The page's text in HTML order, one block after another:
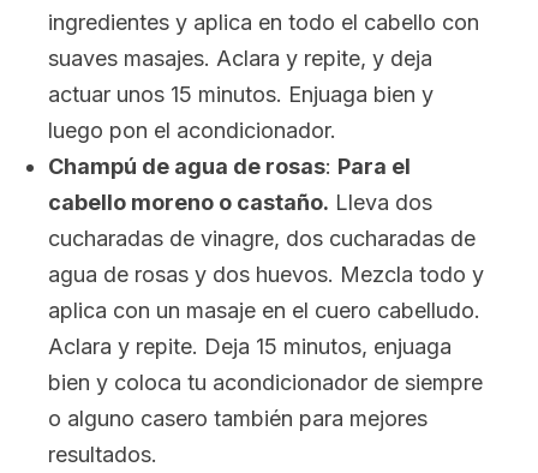
ingredientes y aplica en todo el cabello con
suaves masajes. Aclara y repite, y deja
actuar unos 15 minutos. Enjuaga bien y
luego pon el acondicionador.
Champú de agua de rosas: Para el
cabello moreno o castaño. Lleva dos
cucharadas de vinagre, dos cucharadas de
agua de rosas y dos huevos. Mezcla todo y
aplica con un masaje en el cuero cabelludo.
Aclara y repite. Deja 15 minutos, enjuaga
bien y coloca tu acondicionador de siempre
o alguno casero también para mejores
resultados.